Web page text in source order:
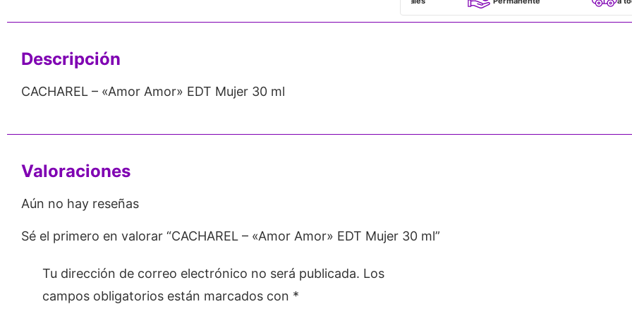
Descripción
CACHAREL – «Amor Amor» EDT Mujer 30 ml
Valoraciones
Aún no hay reseñas
Sé el primero en valorar “CACHAREL – «Amor Amor» EDT Mujer 30 ml”
Tu dirección de correo electrónico no será publicada. Los
campos obligatorios están marcados con *